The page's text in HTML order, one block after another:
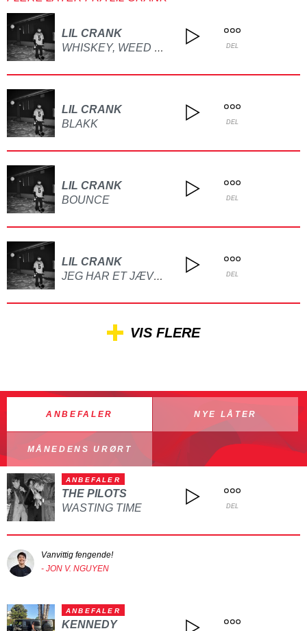
LIL CRANK
WHISKEY, WEED & WARREN ZEVON DEL
LIL CRANK
BLAKK
DEL
LIL CRANK
BOUNCE
DEL
LIL CRANK
JEG HAR ET JÆVLA STORT PROBLEM DEL
VIS FLERE
ANBEFALER NYE LÅTER
MÅNEDENS URØRT
ANBEFALER
THE PILOTS
WASTING TIME
DEL
Vanvittig fengende!
- JON V. NGUYEN
ANBEFALER
KENNEDY